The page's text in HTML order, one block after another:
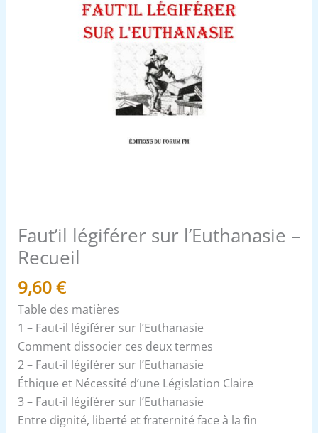
Faut’il légiférer sur l’Euthanasie –
Recueil
9,60€
Table des matières
1 – Faut-il légiférer sur l’Euthanasie
Comment dissocier ces deux termes
2 – Faut-il légiférer sur l’Euthanasie
Éthique et Nécessité d’une Législation Claire
3 – Faut-il légiférer sur l’Euthanasie
Entre dignité, liberté et fraternité face à la fin